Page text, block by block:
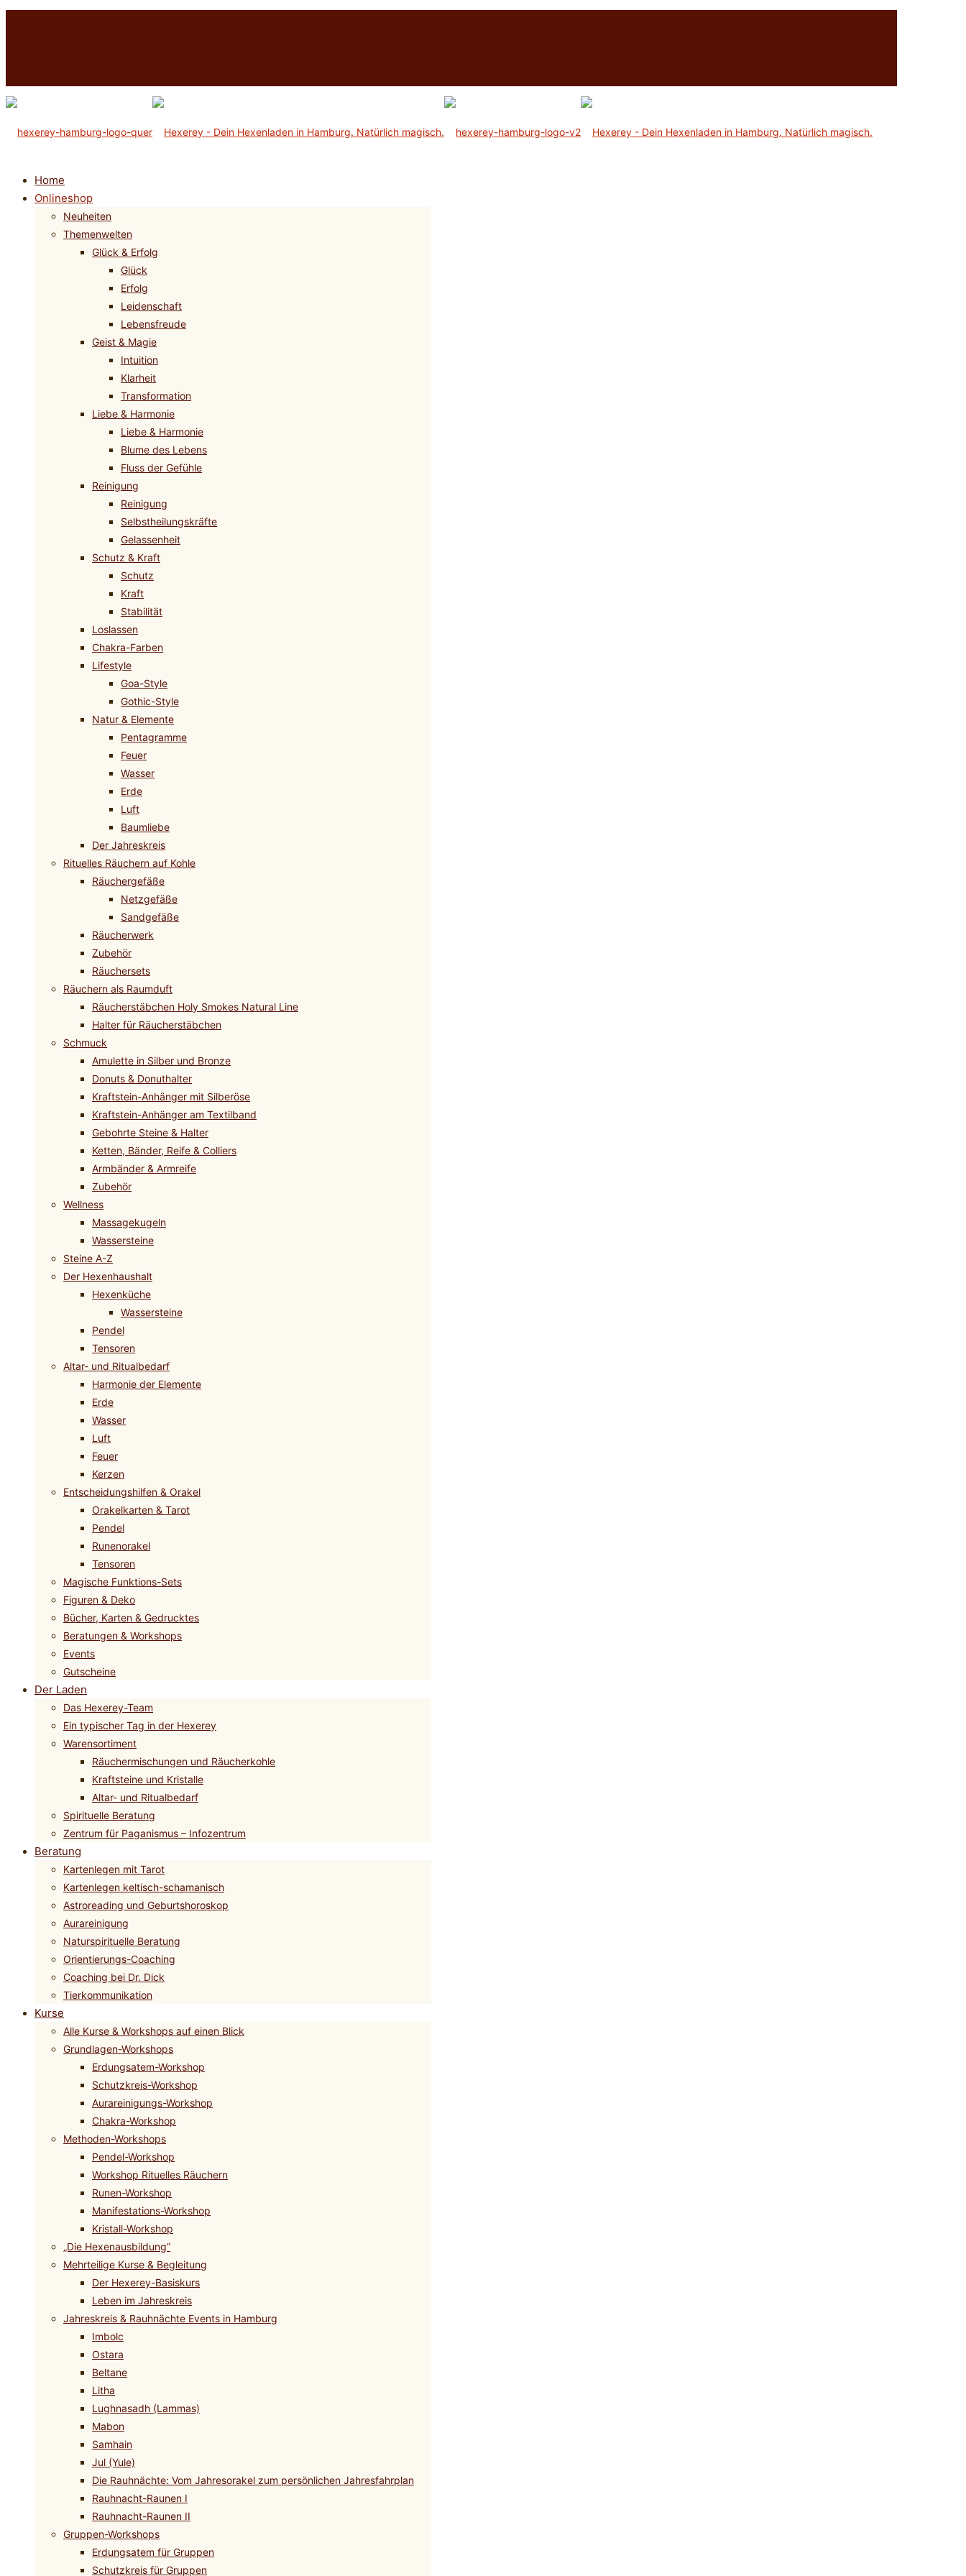
Home
Onlineshop
Neuheiten
Themenwelten
Glück & Erfolg
Glück
Erfolg
Leidenschaft
Lebensfreude
Geist & Magie
Intuition
Klarheit
Transformation
Liebe & Harmonie
Liebe & Harmonie
Blume des Lebens
Fluss der Gefühle
Reinigung
Reinigung
Selbstheilungskräfte
Gelassenheit
Schutz & Kraft
Schutz
Kraft
Stabilität
Loslassen
Chakra-Farben
Lifestyle
Goa-Style
Gothic-Style
Natur & Elemente
Pentagramme
Feuer
Wasser
Erde
Luft
Baumliebe
Der Jahreskreis
Rituelles Räuchern auf Kohle
Räuchergefäße
Netzgefäße
Sandgefäße
Räucherwerk
Zubehör
Räuchersets
Räuchern als Raumduft
Räucherstäbchen Holy Smokes Natural Line
Halter für Räucherstäbchen
Schmuck
Amulette in Silber und Bronze
Donuts & Donuthalter
Kraftstein-Anhänger mit Silberöse
Kraftstein-Anhänger am Textilband
Gebohrte Steine & Halter
Ketten, Bänder, Reife & Colliers
Armbänder & Armreife
Zubehör
Wellness
Massagekugeln
Wassersteine
Steine A-Z
Der Hexenhaushalt
Hexenküche
Wassersteine
Pendel
Tensoren
Altar- und Ritualbedarf
Harmonie der Elemente
Erde
Wasser
Luft
Feuer
Kerzen
Entscheidungshilfen & Orakel
Orakelkarten & Tarot
Pendel
Runenorakel
Tensoren
Magische Funktions-Sets
Figuren & Deko
Bücher, Karten & Gedrucktes
Beratungen & Workshops
Events
Gutscheine
Der Laden
Das Hexerey-Team
Ein typischer Tag in der Hexerey
Warensortiment
Räuchermischungen und Räucherkohle
Kraftsteine und Kristalle
Altar- und Ritualbedarf
Spirituelle Beratung
Zentrum für Paganismus – Infozentrum
Beratung
Kartenlegen mit Tarot
Kartenlegen keltisch-schamanisch
Astroreading und Geburtshoroskop
Aurareinigung
Naturspirituelle Beratung
Orientierungs-Coaching
Coaching bei Dr. Dick
Tierkommunikation
Kurse
Alle Kurse & Workshops auf einen Blick
Grundlagen-Workshops
Erdungsatem-Workshop
Schutzkreis-Workshop
Aurareinigungs-Workshop
Chakra-Workshop
Methoden-Workshops
Pendel-Workshop
Workshop Rituelles Räuchern
Runen-Workshop
Manifestations-Workshop
Kristall-Workshop
„Die Hexenausbildung“
Mehrteilige Kurse & Begleitung
Der Hexerey-Basiskurs
Leben im Jahreskreis
Jahreskreis & Rauhnächte Events in Hamburg
Imbolc
Ostara
Beltane
Litha
Lughnasadh (Lammas)
Mabon
Samhain
Jul (Yule)
Die Rauhnächte: Vom Jahresorakel zum persönlichen Jahresfahrplan
Rauhnacht-Raunen I
Rauhnacht-Raunen II
Gruppen-Workshops
Erdungsatem für Gruppen
Schutzkreis für Gruppen